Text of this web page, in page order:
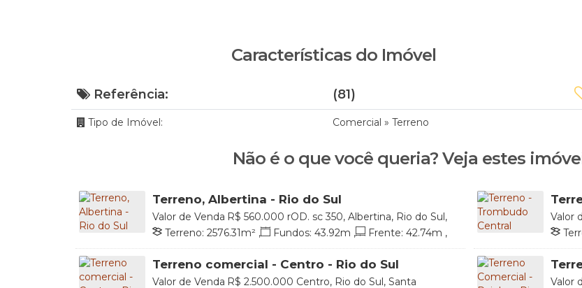
Características do Imóvel
Referência: (81)
Tipo de Imóvel: Comercial » Terreno
Não é o que você queria? Veja estes
Terreno, Albertina - Rio do Sul
R$ 560.000
Valor de Venda
rOD. sc 350, Albertina, Rio do Sul,
Santa Catarina, Brasil
Terreno: 2576.31m² , Fundos: 43.92m , Frente: 42.74m ,
Lado Direito: 110.24m , Lado Esquerdo: 87.06m
Valor
Santa
Terreno comercial - Centro - Rio do Sul
R$ 2.500.000
Valor de Venda Centro, Rio do Sul, Santa Valor